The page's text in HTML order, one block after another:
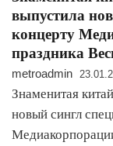
выпустила
концерту
праздника
metroadmin
Знаменитая
новый сингл